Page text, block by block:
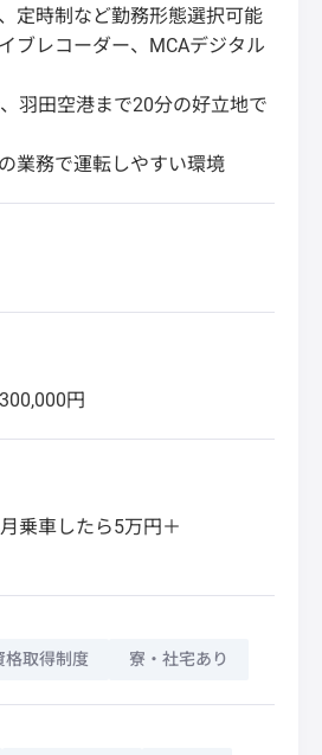
定時制など勤務形態選択可能
ブレコーダー、MCAデジタル
羽田空港まで20分の好立地で
業務で運転しやすい環境
円
乗車したら5万円＋
格取得制度 寮・社宅あり